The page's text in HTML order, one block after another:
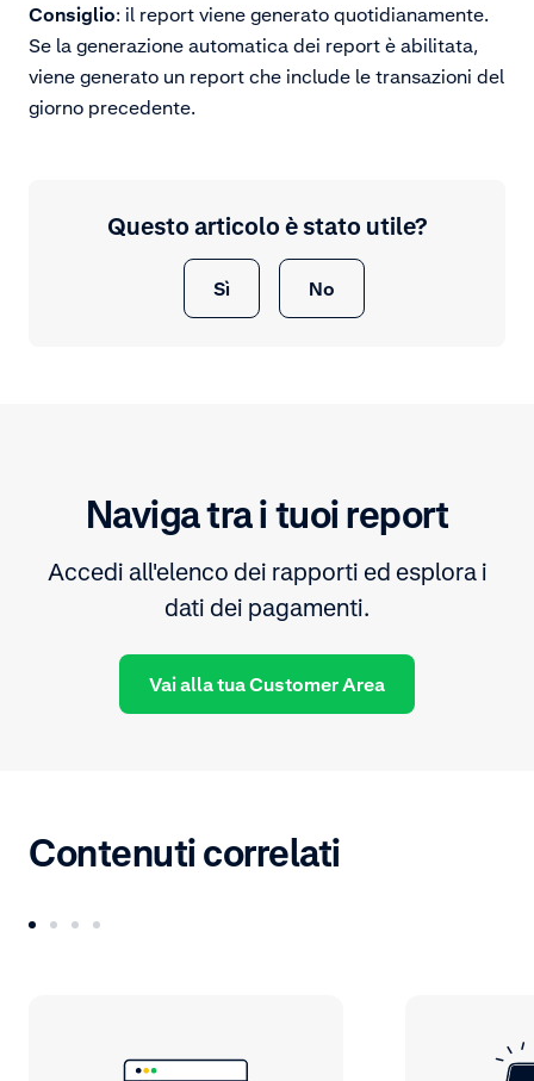
Consiglio: il report viene generato quotidianamente.
Se la generazione automatica dei report è abilitata,
viene generato un report che include le transazioni del
giorno precedente.
Questo articolo è stato utile?
Sì No
Naviga tra i tuoi report
Accedi all'elenco dei rapporti ed esplora i
dati dei pagamenti.
Vai alla tua Customer Area
Contenuti correlati